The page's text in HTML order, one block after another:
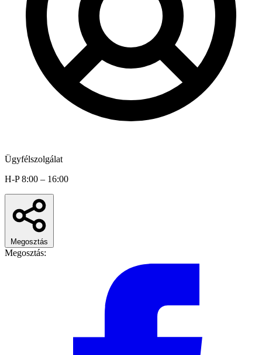
Ügyfélszolgálat
H-P 8:00 – 16:00
Megosztás
Megosztás: